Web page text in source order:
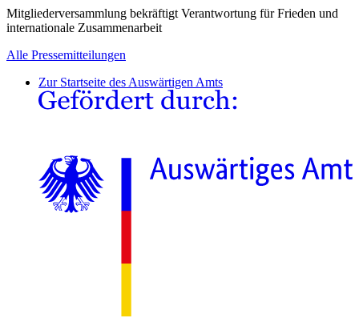
Mitgliederversammlung bekräftigt Verantwortung für Frieden und
internationale Zusammenarbeit
Alle Pressemitteilungen
Zur Startseite des Auswärtigen Amts